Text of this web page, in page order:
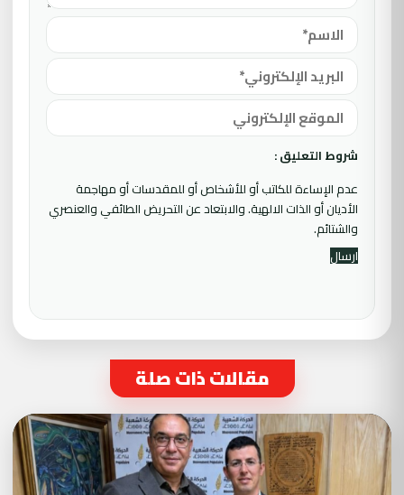
شروط التعليق :
عدم الإساءة للكاتب أو للأشخاص أو للمقدسات أو مهاجمة
الأديان أو الذات الالهية. والابتعاد عن التحريض الطائفي والعنصري
والشتائم.
مقالات ذات صلة